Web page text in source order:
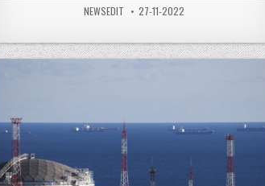
AUTHOR:
NEWSEDIT PUBLISHED DATE:
27-11-2022